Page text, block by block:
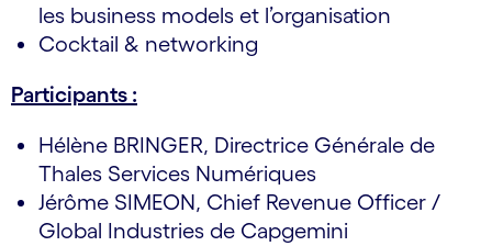
les business models et l’organisation
Cocktail & networking
Participants :
Hélène BRINGER, Directrice Générale de
Thales Services Numériques
Jérôme SIMEON, Chief Revenue Officer /
Global Industries de Capgemini